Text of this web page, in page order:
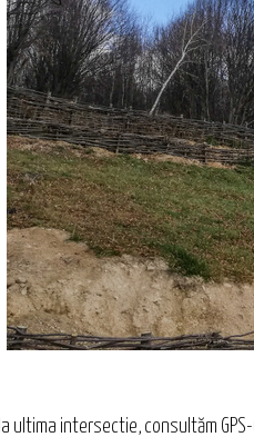
ultima intersectie, consultăm